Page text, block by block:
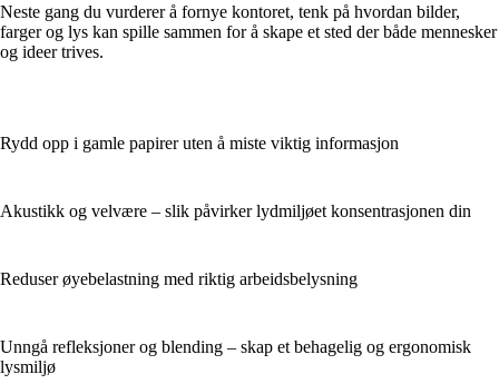
Neste gang du vurderer å fornye kontoret, tenk på hvordan bilder,
farger og lys kan spille sammen for å skape et sted der både mennesker
og ideer trives.
Rydd opp i gamle papirer uten å miste viktig informasjon
Akustikk og velvære – slik påvirker lydmiljøet konsentrasjonen din
Reduser øyebelastning med riktig arbeidsbelysning
Unngå refleksjoner og blending – skap et behagelig og ergonomisk
lysmiljø